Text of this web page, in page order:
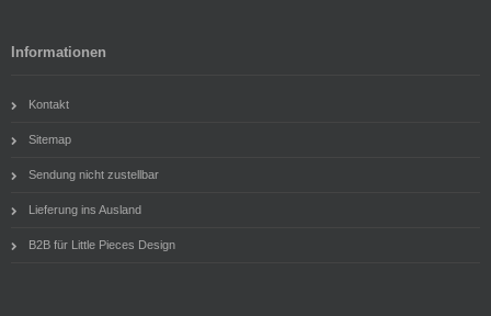
Informationen
Kontakt
Sitemap
Sendung nicht zustellbar
Lieferung ins Ausland
B2B für Little Pieces Design